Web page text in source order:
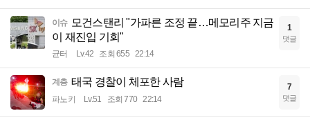
이슈
모건스탠리 "가파른 조정 끝…메모리주 지금
이 재진입 기회"
균터 Lv.42 조회 655 22:14
1
댓글
계층 태국 경찰이 체포한 사람
파노키 Lv.51 조회 770 22:14
7
댓글